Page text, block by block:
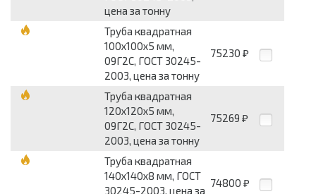
цена за тонну
Труба квадратная
100х100х5 мм,
09Г2С, ГОСТ 30245-
2003, цена за тонну
75230 ₽
Труба квадратная
120х120х5 мм,
09Г2С, ГОСТ 30245-
2003, цена за тонну
75269 ₽
Труба квадратная
140х140х8 мм, ГОСТ
30245-2003, цена за
74800 ₽